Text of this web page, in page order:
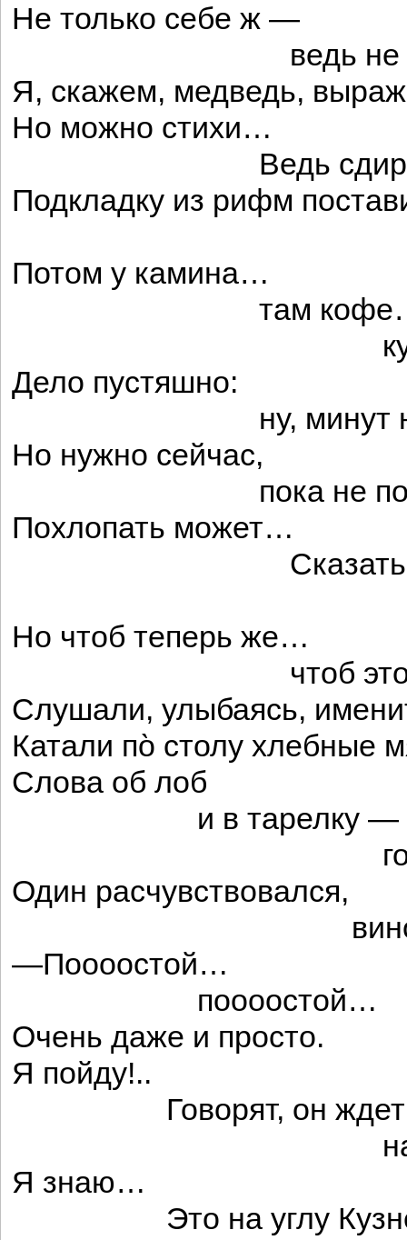
Не только себе ж —
ведь не
Я, скажем, медведь,
Но можно стихи…
Ведь сдирают
Подкладку из рифм
Потом у камина…
там
Дело пустяшно:
ну, минут на
Но нужно сейчас,
пока не
Похлопать может…
Сказать
Но чтоб теперь же…
чтоб это
Слушали, улыбаясь,
Катали по̀ столу хлебные
Слова об лоб
и в тарелку —
Один расчувствовался,
вином
—Поооостой…
поооостой…
Очень даже и просто.
Я пойду!..
Говорят, он
на
Я знаю…
Это на углу